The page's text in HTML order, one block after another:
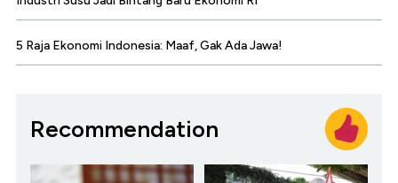
5 Raja Ekonomi Indonesia: Maaf, Gak Ada Jawa!
Recommendation